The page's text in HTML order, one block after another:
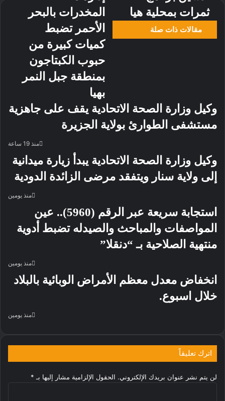
المخدرات بالبحر
الأحمر تضبط
كميات كبيرة من
حبوب الكبتاجون
بمنطقة جبل النمر
بهيا
ثمرات بمحلية هيا
مقالات ذات صلة
وكيل وزارة الصحة الاتحادية يقف على جاهزية
مستشفى الطوارئ بولاية الجزيرة
منذ 19 ساعة
وكيل وزارة الصحة الاتحادية يبدأ زيارة ميدانية
إلى ولاية سنار ويتفقد مرضى الزائدة الدودية
منذ يومين
استجابة سريعة عبر الرقم (5960).. عين
المواصفات والمباحث والصيدله تضبط أدوية
منتهية الصلاحية بـ “دنقلا”
منذ يومين
انخفاض معدل معظم الأمراض الوبائية بالبلاد
خلال اسبوع.
منذ يومين
اترك تعليقاً
لن يتم نشر عنوان بريدك الإلكتروني. الحقول الإلزامية مشار إليها بـ *